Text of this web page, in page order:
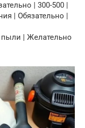
| 300-500 |
| Обязательно |
| Желательно